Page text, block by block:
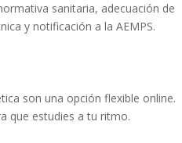
sanitaria, adecuación de
y notificación a la AEMPS.
son una opción flexible online.
que estudies a tu ritmo.